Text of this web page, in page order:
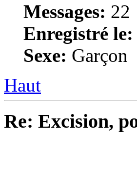
Messages: 22
Enregistré le:
Sexe: Garçon
Haut
Re: Excision,